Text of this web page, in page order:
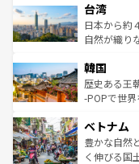
ならではの贅沢な
情報はコン
れるおもて
人々、おい
ク、伝統的
ワイを、存分に味わ
はコンテン
リアリーフ
ク）、タス
ど、見どこ
いる。アク
ビング、ハ
い。オース
参照してほ
台湾
日本から約
自然が織り
ン）、静ひ
と山間の静
驚きをもた
容にもいい
照してほし
韓国
歴史ある王
-POPで世
き、地方に
できる。そ
まで、さま
ベトナム
豊かな自然
く伸びる国